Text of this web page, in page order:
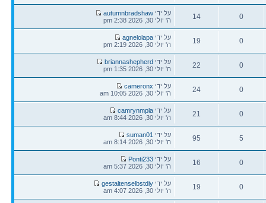
תגובות
צפיות
0
תגובות
14
צפיות
הודעה
אחרונה
על ידיautumnbradshaw
ה' יולי 30, 2026 2:38 pm
0
תגובות
19
צפיות
הודעה
אחרונה
על ידיagnelolapa
ה' יולי 30, 2026 2:19 pm
0
תגובות
22
צפיות
הודעה
אחרונה
על ידיbriannashepherd
ה' יולי 30, 2026 1:35 pm
0
תגובות
24
צפיות
הודעה
אחרונה
על ידי cameronx
ה' יולי 30, 2026 10:05 am
0
תגובות
21
צפיות
הודעה
אחרונה
על ידיcamrynmpla
ה' יולי 30, 2026 8:44 am
5
תגובות
95
צפיות
הודעה
אחרונה
על ידי suman01
ה' יולי 30, 2026 8:14 am
0
תגובות
16
צפיות
הודעה
אחרונה
על ידיPonti233
ה' יולי 30, 2026 5:37 am
0
19
הודעה
אחרונה
על ידיgestaltenselbstdiy
ה' יולי 30, 2026 4:07 am